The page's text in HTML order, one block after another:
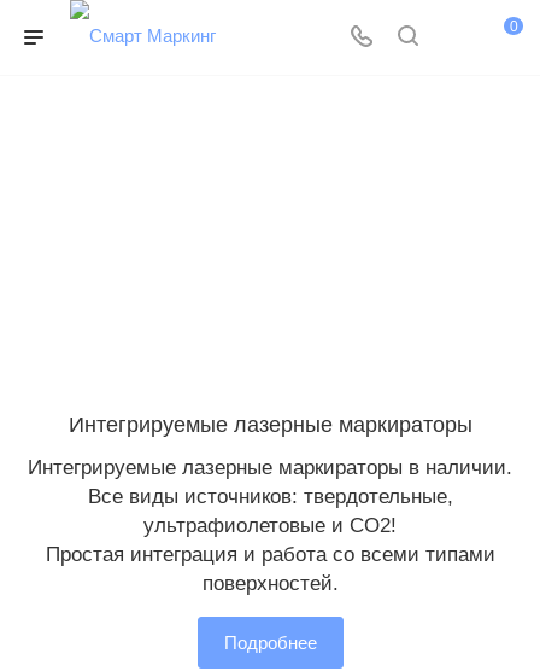
0
Интегрируемые лазерные маркираторы
Интегрируемые лазерные маркираторы в наличии.
Все виды источников: твердотельные,
ультрафиолетовые и CO2!
Простая интеграция и работа со всеми типами
поверхностей.
Подробнее